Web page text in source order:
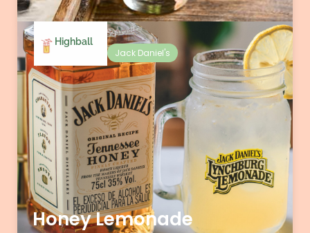
Highball
Jack Daniel's
Honey Lemonade